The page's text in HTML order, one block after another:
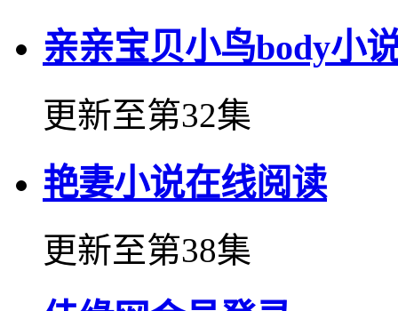
亲亲宝贝小鸟body小
更新至第32集
艳妻小说在线阅读
更新至第38集